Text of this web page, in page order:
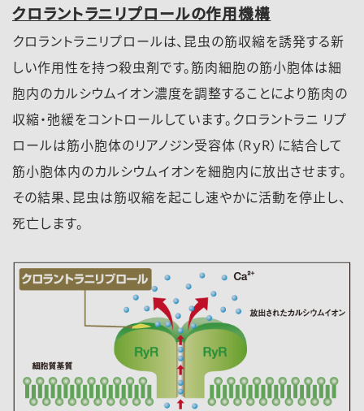
クロラントラニリプロールの作用機構
クロラントラニリプロールは、昆虫の筋収縮を誘発する新
しい作用性を持つ殺虫剤です。筋肉細胞の筋小胞体は細
胞内のカルシウムイオン濃度を調整することにより筋肉の
収縮・弛緩をコントロールしています。クロラントラニ リプ
ロールは筋小胞体のリアノジン受容体（RｙR）に結合して
筋小胞体内のカルシウムイオンを細胞内に放出させます。
その結果、昆虫は筋収縮を起こし速やかに活動を停止し、
死亡します。